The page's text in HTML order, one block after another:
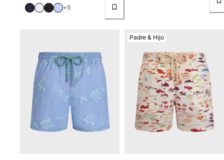
Clásico stretch
Clásico ultra ligero
Trajes de baño Bordados
Camiseta de baño
Trajes de baño mágicos
Ver todo Trajes de baño
Pret-a-porter
+5
Padre & Hijo